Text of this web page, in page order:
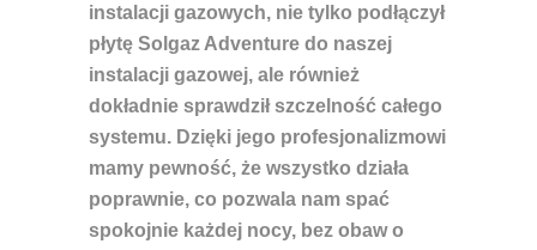
instalacji gazowych, nie tylko podłączył
płytę Solgaz Adventure do naszej
instalacji gazowej, ale również
dokładnie sprawdził szczelność całego
systemu. Dzięki jego profesjonalizmowi
mamy pewność, że wszystko działa
poprawnie, co pozwala nam spać
spokojnie każdej nocy, bez obaw o